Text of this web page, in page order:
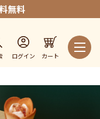
無料
ログイン カート